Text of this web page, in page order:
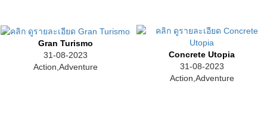
Gran Turismo
31-08-2023
Action,Adventure
Concrete Utopia
31-08-2023
Action,Adventure